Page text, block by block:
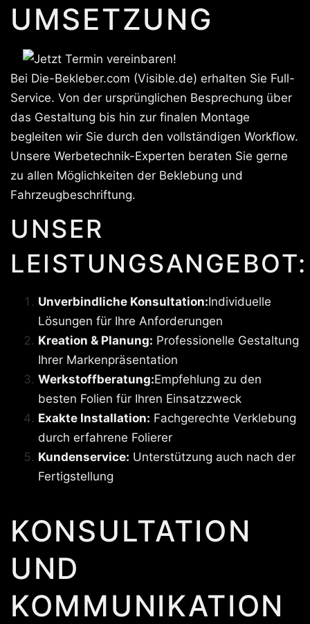
UMSETZUNG
Bei Die-Bekleber.com (Visible.de) erhalten Sie Full-
Service. Von der ursprünglichen Besprechung über
das Gestaltung bis hin zur finalen Montage
begleiten wir Sie durch den vollständigen Workflow.
Unsere Werbetechnik-Experten beraten Sie gerne
zu allen Möglichkeiten der Beklebung und
Fahrzeugbeschriftung.
UNSER
LEISTUNGSANGEBOT:
Unverbindliche Konsultation:Individuelle
Lösungen für Ihre Anforderungen
Kreation & Planung: Professionelle Gestaltung
Ihrer Markenpräsentation
Werkstoffberatung:Empfehlung zu den
besten Folien für Ihren Einsatzzweck
Exakte Installation: Fachgerechte Verklebung
durch erfahrene Folierer
Kundenservice: Unterstützung auch nach der
Fertigstellung
KONSULTATION
UND
KOMMUNIKATION